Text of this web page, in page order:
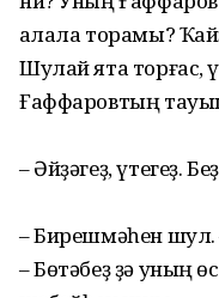
ҡалала торамы?
Шулай ята торғас,
Ғаффаровтың
– Әйҙәгеҙ, үтегеҙ.
– Бирешмәһен шул.
– Бөтәбеҙ ҙә уның